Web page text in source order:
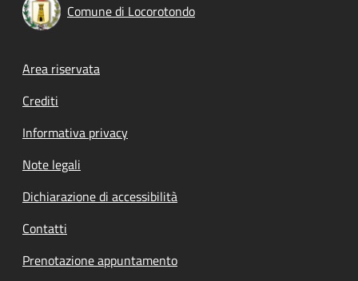
Comune di Locorotondo
Footer menu
Area riservata
Crediti
Informativa privacy
Note legali
Dichiarazione di accessibilità
Contatti
Prenotazione appuntamento